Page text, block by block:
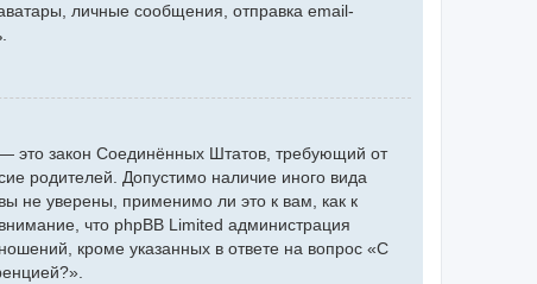
личные сообщения, отправка email-
— это закон Соединённых Штатов, требующий от
родителей. Допустимо наличие иного вида
не уверены, применимо ли это к вам, как к
что phpBB Limited администрация
кроме указанных в ответе на вопрос «С